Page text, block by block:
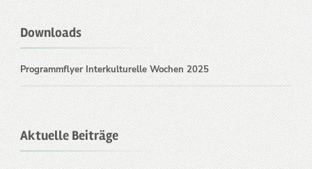
Downloads
Programmflyer Interkulturelle Wochen 2025
Aktuelle Beiträge